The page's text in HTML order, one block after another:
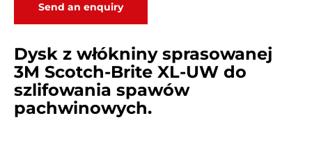
Send an enquiry
Dysk z włókniny sprasowanej
3M Scotch-Brite XL-UW do
szlifowania spawów
pachwinowych.